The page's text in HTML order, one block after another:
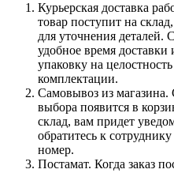
Курьерская доставка
товар поступит на
для уточнения деталей.
удобное время
упаковку на
комплектации.
Самовывоз из магазина.
выбора появится в
склад, вам придет
обратитесь к
номер.
Постамат. Когда заказ